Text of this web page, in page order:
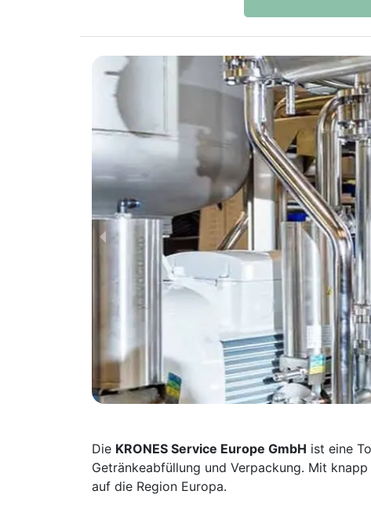
Die KRONES Service Europe GmbH ist eine
Getränke­abfüllung und Verpackung. Mit
auf die Region Europa.